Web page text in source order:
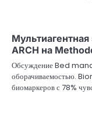
ARCH на
Обсуждение Bed
оборачиваемостью.
биомаркеров с 78%